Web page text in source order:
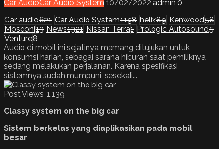
Car AudioCar Audio System 10/02/2022 admin 0
Car audio621 Car Audio System1198 helix89 Kenwood58
Mosconi13 News1321 Nissan Terra1 Prologic Autosound5
Venture8
Audio di mobil ini sejatinya memang ditujukan untuk
konsumsi harian, sebagai sarana hiburan saat pemiliknya
sedang melakukan perjalanan. Karena spesifikasi
sistemnya sudah mumpuni, sesekali...
Post Views: 1,139
Classy system on the big car
Sistem berkelas yang diaplikasikan pada mobil
besar